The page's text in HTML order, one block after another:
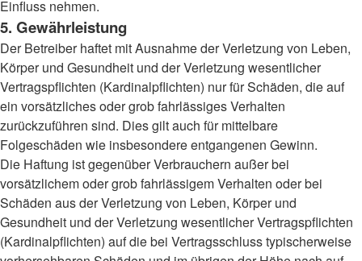
Einfluss nehmen.
5. Gewährleistung
Der Betreiber haftet mit Ausnahme der Verletzung von Leben,
Körper und Gesundheit und der Verletzung wesentlicher
Vertragspflichten (Kardinalpflichten) nur für Schäden, die auf
ein vorsätzliches oder grob fahrlässiges Verhalten
zurückzuführen sind. Dies gilt auch für mittelbare
Folgeschäden wie insbesondere entgangenen Gewinn.
Die Haftung ist gegenüber Verbrauchern außer bei
vorsätzlichem oder grob fahrlässigem Verhalten oder bei
Schäden aus der Verletzung von Leben, Körper und
Gesundheit und der Verletzung wesentlicher Vertragspflichten
(Kardinalpflichten) auf die bei Vertragsschluss typischerweise